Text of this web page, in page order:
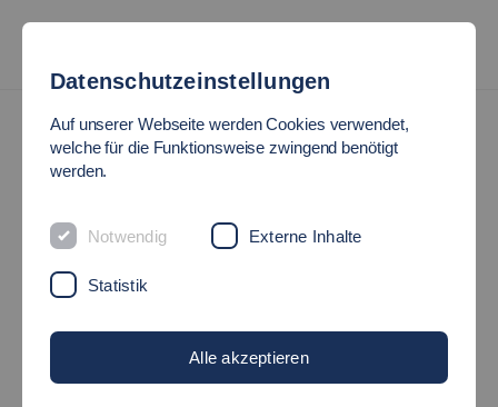
#HOCHSCHULE_INSIDE:
LABOR GESTALTUNG
Datenschutzeinstellungen
Auf unserer Webseite werden Cookies verwendet,
welche für die Funktionsweise zwingend benötigt
werden.
Notwendig Externe Inhalte
Statistik
Alle akzeptieren